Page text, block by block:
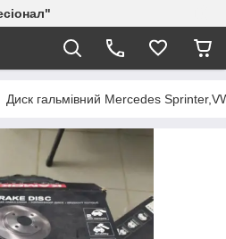
Диск гальмівний Mercedes